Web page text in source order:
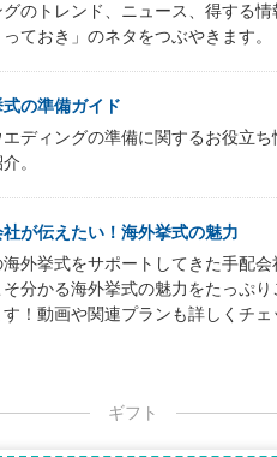
のトレンド、ニュース、得する情
っておき」のネタをつぶやきます。
の準備ガイド
ディングの準備に関するお役立ち
。
が伝えたい！海外挙式の魅力
海外挙式をサポートしてきた手配会
分かる海外挙式の魅力をたっぷり
！動画や関連プランも詳しくチェ
ギフト